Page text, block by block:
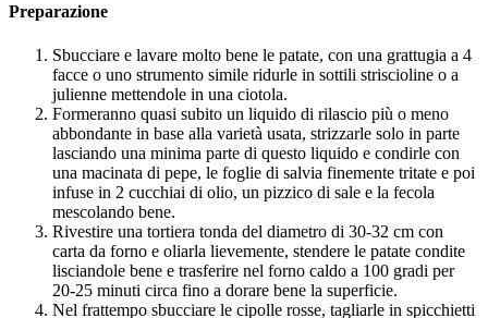
Preparazione
Sbucciare e lavare molto bene le patate, con una grattugia a 4
facce o uno strumento simile ridurle in sottili striscioline o a
julienne mettendole in una ciotola.
Formeranno quasi subito un liquido di rilascio più o meno
abbondante in base alla varietà usata, strizzarle solo in parte
lasciando una minima parte di questo liquido e condirle con
una macinata di pepe, le foglie di salvia finemente tritate e poi
infuse in 2 cucchiai di olio, un pizzico di sale e la fecola
mescolando bene.
Rivestire una tortiera tonda del diametro di 30-32 cm con
carta da forno e oliarla lievemente, stendere le patate condite
lisciandole bene e trasferire nel forno caldo a 100 gradi per
20-25 minuti circa fino a dorare bene la superficie.
Nel frattempo sbucciare le cipolle rosse, tagliarle in spicchietti